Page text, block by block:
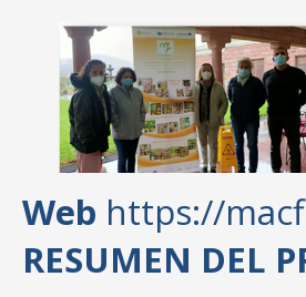
Web https://
RESUMEN DEL